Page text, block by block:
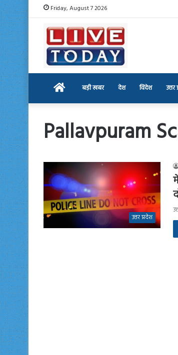
Friday, August 7 2026
Home बड़ी खबर देश विदेश उत्तर
Pallavpuram
उत्तर प्रदेश